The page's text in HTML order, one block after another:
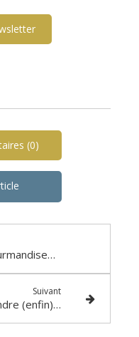
(0)
Le sucre : simple gourmandise… ou véritable drogue douce ?
Suivant
Sucre et glycémie : comprendre (enfin) le lien avec la résistance à l’insuline